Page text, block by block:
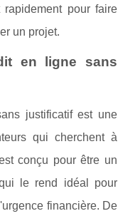
pour faire
un projet.
en ligne sans
justificatif est une
qui cherchent à
conçu pour être un
le rend idéal pour
financière. De